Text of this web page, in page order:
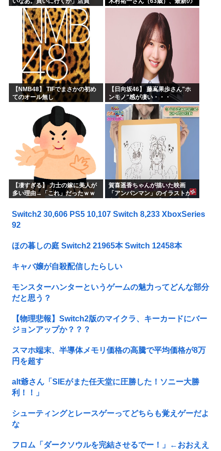
「ほいっ見積もりな！」ワイ
「金額おかしくね？」←お前ら
もそう思うよな？？？？？
松本人志さんとのツーショット
が完全に別人だとネット騒然！
「マジで誰かわからん」...
【NMB48】 TIFでまさかの初め
てのオール無し
【日向坂46】 藤嶌果歩さん"ホ
ンモノ"感が凄い・・・
【凄すぎる】 力士の嫁に美人が
多い理由→「これ」だったｗｗ
賀喜遥香ちゃんが描いた映画
「アンパンマン」のイラストが
Switch2 30,606 PS5 10,107 Switch 8,233 XboxSeries
92
ほの暮しの庭 Switch2 21965本 Switch 12458本
キャバ嬢が自殺配信したらしい
モンスターハンターというゲームの魅力ってどんな部分
だと思う？
【物理悲報】Switch2版のマイクラ、キーカードにバー
ジョンアップか？？？
スマホ端末、半導体メモリ価格の高騰で平均価格が8万
円を超す
alt爺さん「SIEがまた任天堂に圧勝した！ソニー大勝
利！！」
シューティングとレースゲーってどちらも覚えゲーだよ
な
フロム「ダークソウルを完結させるでー！」←おおええ